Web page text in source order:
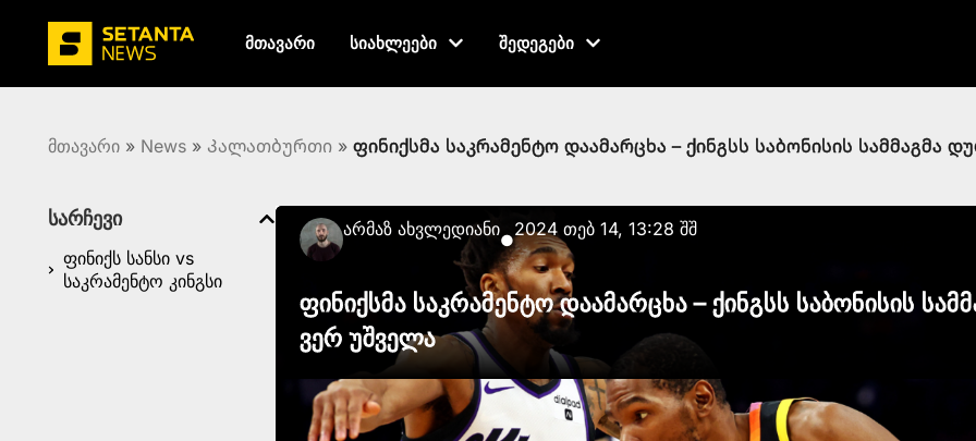
მთავარი სიახლეები შედეგები
მთავარი » News » Კალათბურთი » ფინიქსმა საკრამენტო დაამარცხა – ქინგსს საბონისის სამმაგმა
სარჩევი
ფინიქს სანსი vs
საკრამენტო კინგსი
Არმაზ Ახვლედიანი●2024 თებ 14, 13:28 შშ
ფინიქსმა საკრამენტო დაამარცხა – ქინგსს საბონისის
ვერ უშველა